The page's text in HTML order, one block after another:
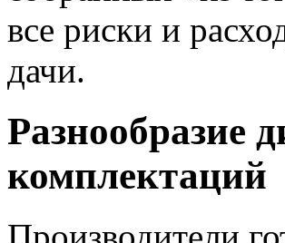
все риски и
дачи.
Разнообразие
комплектаций